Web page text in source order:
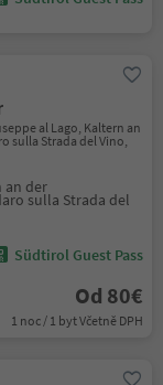
al Lago, Kaltern an
sulla Strada del Vino,
an der
sulla Strada del
Südtirol Guest Pass
Od 80€
1 noc / 1 byt Včetně DPH